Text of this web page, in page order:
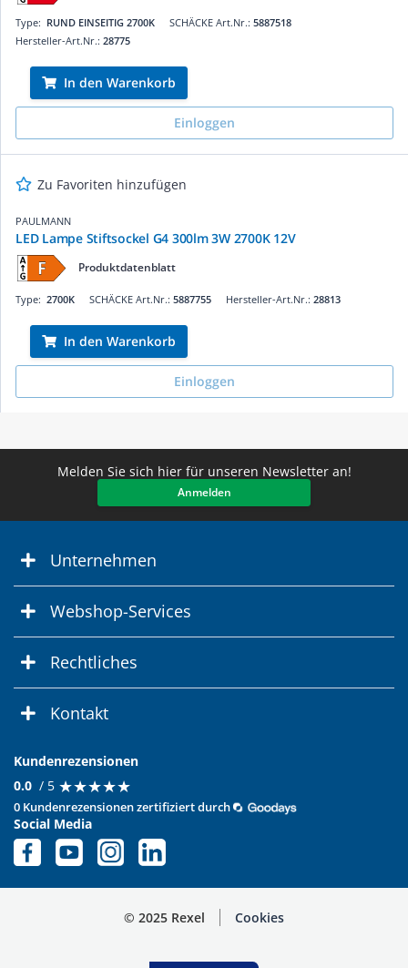
SCHÄCKE Art.Nr.: 5887518
Type: RUND EINSEITIG 2700K
Hersteller-Art.Nr.: 28775
In den Warenkorb
Einloggen
Zu Favoriten hinzufügen
PAULMANN
LED Lampe Stiftsockel G4 300lm 3W 2700K 12V
Produktdatenblatt
SCHÄCKE Art.Nr.: 5887755
Type: 2700K Hersteller-Art.Nr.: 28813
In den Warenkorb
Einloggen
Melden Sie sich hier für unseren Newsletter an!
Anmelden
Unternehmen
Webshop-Services
Rechtliches
Kontakt
Kundenrezensionen
0.0 / 5 ★★★★★
★★★★★
0 Kundenrezensionen zertifiziert durch
Social Media
© 2025 Rexel Cookies